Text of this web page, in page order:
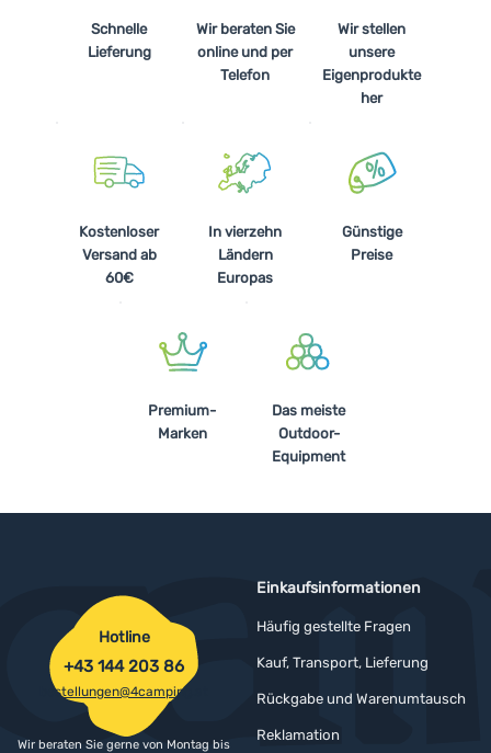
Schnelle
Lieferung
Wir beraten Sie
online und per
Telefon
Wir stellen
unsere
Eigenprodukte
her
Kostenloser
Versand ab
60€
In vierzehn
Ländern
Europas
Günstige
Preise
Premium-
Marken
Das meiste
Outdoor-
Equipment
Einkaufsinformationen
Häufig gestellte Fragen
Kauf, Transport, Lieferung
Rückgabe und Warenumtausch
Reklamation
Hotline
+43 144 203 86
bestellungen@4camping.at
Wir beraten Sie gerne von Montag bis